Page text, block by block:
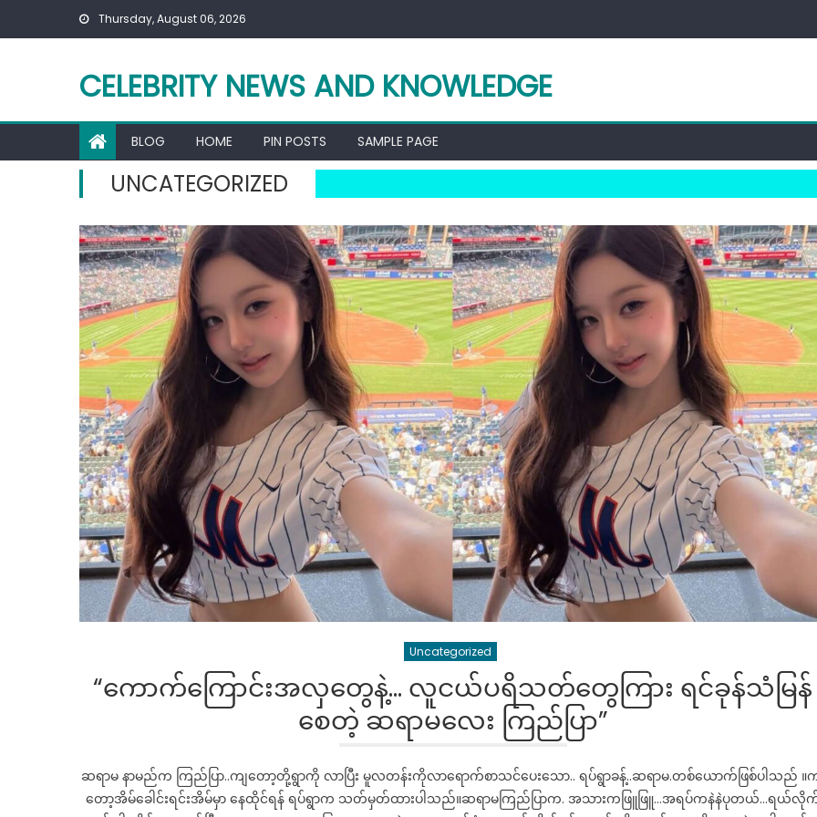
Thursday, August 06, 2026
CELEBRITY NEWS AND KNOWLEDGE
BLOG HOME PIN POSTS SAMPLE PAGE
UNCATEGORIZED
Uncategorized
“ကောက်ကြောင်းအလှတွေနဲ့… လူငယ်ပရိသတ်တွေကြား ရင်ခုန်သံမြန်
စေတဲ့ ဆရာမလေး ကြည်ပြာ”
ဆရာမ နာမည်က ကြည်ပြာ..ကျတော့တို့ရွာကို လာပြီး မူလတန်းကိုလာရောက်စာသင်ပေးသော.. ရပ်ရွာခန့်..ဆရာမ.တစ်ယောက်ဖြစ်ပါသည် ။
တော့အိမ်ခေါင်းရင်းအိမ်မှာ နေထိုင်ရန် ရပ်ရွာက သတ်မှတ်ထားပါသည်။ဆရာမကြည်ပြာက. အသားကဖြူဖြူ…အရပ်ကနဲနဲပုတယ်…ရယ်လို